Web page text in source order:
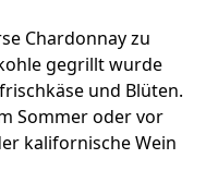
Chardonnay zu
gegrillt wurde
und Blüten.
Sommer oder vor
kalifornische Wein